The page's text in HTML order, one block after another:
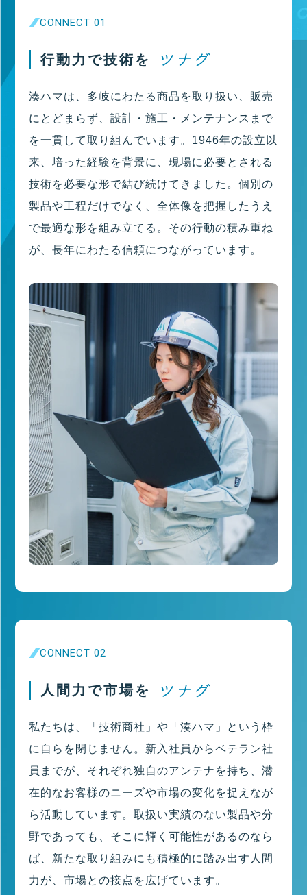
CONNECT 01
行動力で技術を
湊ハマは、多岐にわたる商品を取り扱い、販売
にとどまらず、設計・施工・メンテナンスまで
を一貫して取り組んでいます。1946年の設立以
来、培った経験を背景に、現場に必要とされる
技術を必要な形で結び続けてきました。個別の
製品や工程だけでなく、全体像を把握したうえ
で最適な形を組み立てる。その行動の積み重ね
が、長年にわたる信頼につながっています。
CONNECT 02
人間力で市場を
私たちは、「技術商社」や「湊ハマ」という枠
に自らを閉じません。新入社員からベテラン社
員までが、それぞれ独自のアンテナを持ち、潜
在的なお客様のニーズや市場の変化を捉えなが
ら活動しています。取扱い実績のない製品や分
野であっても、そこに輝く可能性があるのなら
ば、新たな取り組みにも積極的に踏み出す人間
力が、市場との接点を広げています。